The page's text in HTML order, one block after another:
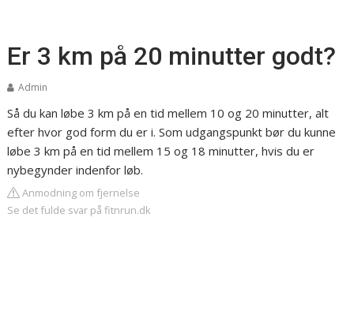
Er 3 km på 20 minutter godt?
Admin
Så du kan løbe 3 km på en tid mellem 10 og 20 minutter, alt
efter hvor god form du er i. Som udgangspunkt bør du kunne
løbe 3 km på en tid mellem 15 og 18 minutter, hvis du er
nybegynder indenfor løb.
Anmodning om fjernelse
Se det fulde svar på fitnrun.dk